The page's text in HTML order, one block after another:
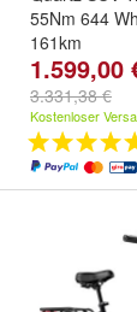
55Nm 644
161km
8 Gang
Farbe:Sage
Volcanic Black
Truffle Brown
1.599,00
3.331,38 €
Kostenloser